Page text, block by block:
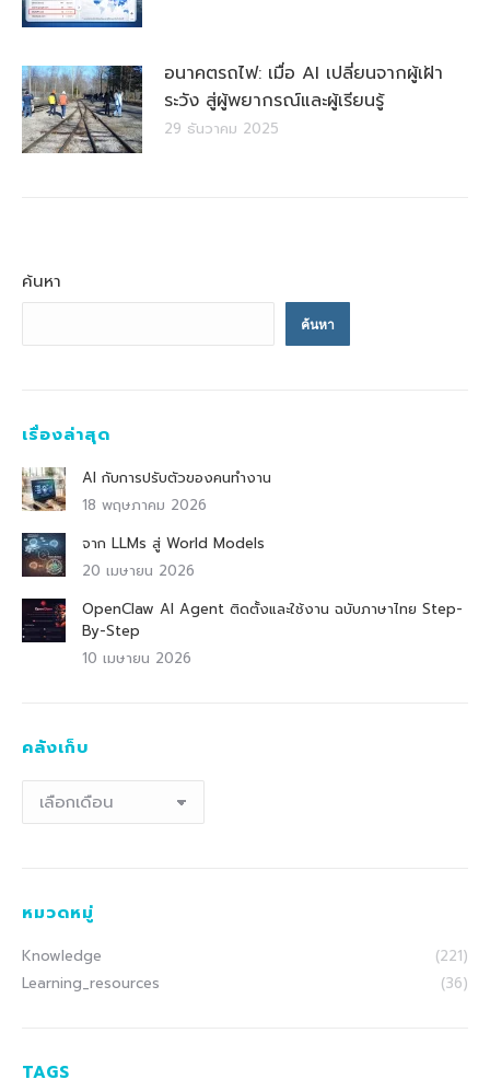
อนาคตรถไฟ: เมื่อ AI เปลี่ยนจากผู้เฝ้า
ระวัง สู่ผู้พยากรณ์และผู้เรียนรู้
29 ธันวาคม 2025
ค้นหา
ค้นหา
เรื่องล่าสุด
AI กับการปรับตัวของคนทำงาน
18 พฤษภาคม 2026
จาก LLMs สู่ World Models
20 เมษายน 2026
OpenClaw AI Agent ติดตั้งและใช้งาน ฉบับภาษาไทย Step-
By-Step
10 เมษายน 2026
คลังเก็บ
เก็บ
หมวดหมู่
Knowledge
(221)
Learning_resources
(36)
TAGS